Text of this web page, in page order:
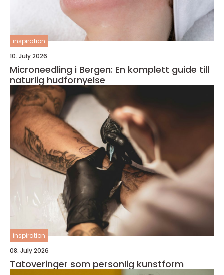
inspiration
10. July 2026
Microneedling i Bergen: En komplett guide till
naturlig hudfornyelse
inspiration
08. July 2026
Tatoveringer som personlig kunstform